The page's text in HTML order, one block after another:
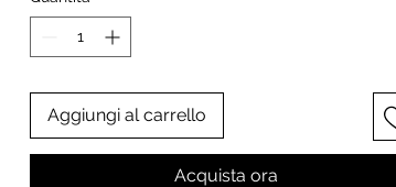
Aggiungi al carrello
Acquista ora